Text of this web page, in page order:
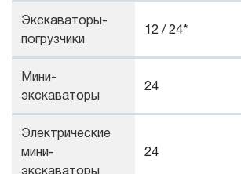
Экскаваторы-
погрузчики
12 / 24*
Мини-
экскаваторы
24
Электрические
мини-
24